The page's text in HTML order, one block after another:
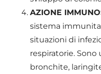
AZIONE
sistema
situazioni di
respiratorie. Sono
bronchite,